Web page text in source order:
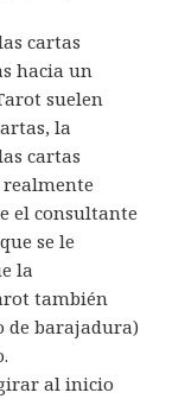
cartas
hacia un
suelen
la
cartas
el consultante
se le
la
también
de barajadura)
al inicio